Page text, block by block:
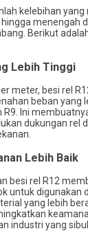
kelebihan
menengah
Berikut
Lebih Tinggi
meter, besi rel
beban yang
R9. Ini
dukungan rel
Lebih Baik
besi rel R12
untuk digunakan
yang lebih
industri yang